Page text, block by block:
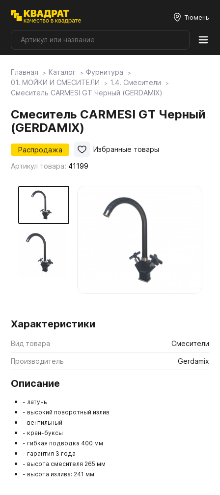
Тюмень
Плитные материалы
Мой ЭГГЕР
Мебельные образцы, каталоги
Главная Каталог
Фурнитура
01. МОЙКИ И СМЕСИТЕЛИ
1.4. Смесители
Смеситель CARMESI GT Черный (GERDAMIX)
Смеситель CARMESI GT Черный
(GERDAMIX)
Распродажа
Артикул товара: 41199
Избранные товары
Характеристики
Вид товара Смесители
Производитель Gerdamix
Описание
- латунь
- высокий поворотный излив
- вентильный
- кран-буксы
- гибкая подводка 400 мм
- гарантия 3 года
- высота смесителя 265 мм
- высота излива: 241 мм